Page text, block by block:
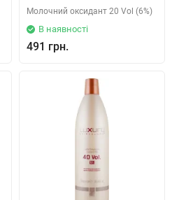
Молочний оксидант 20 Vol (6%)
В наявності
491 грн.